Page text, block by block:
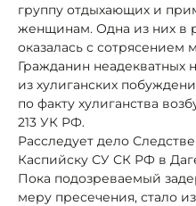
группу отдыхающих и
женщинам. Одна из них в
оказалась с сотрясением
Гражданин неадекватных
из хулиганских
по факту хулиганства
213 УК РФ.
Расследует дело
Каспийску СУ СК РФ в
Пока подозреваемый
меру пресечения, стало